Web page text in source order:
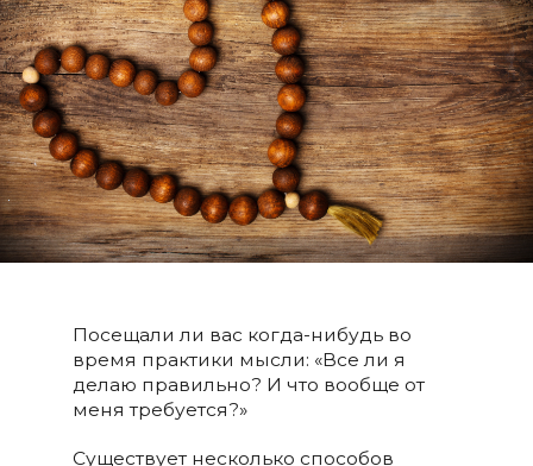
Посещали ли вас когда-нибудь во
время практики мысли: «Все ли я
делаю правильно? И что вообще от
меня требуется?»
Существует несколько способов